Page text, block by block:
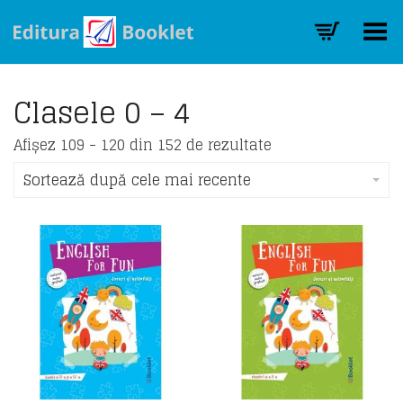
Toggle Menu
Clasele 0 – 4
Afișez 109 - 120 din 152 de rezultate
Sortează după cele mai recente